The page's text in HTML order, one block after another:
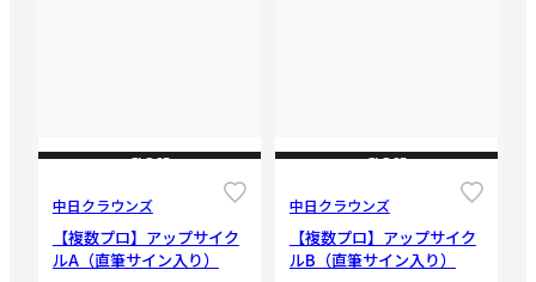
CLOSE
中日クラウンズ
【複数プロ】アップサイク
ルA（直筆サイン入り）
CLOSE
中日クラウンズ
【複数プロ】アップサイク
ルB（直筆サイン入り）